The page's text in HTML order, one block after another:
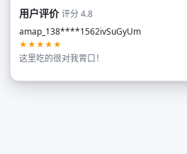
用户评价评分 4.8
amap_138****1562ivSuGyUm
★★★★★
这里吃的很对我胃口！